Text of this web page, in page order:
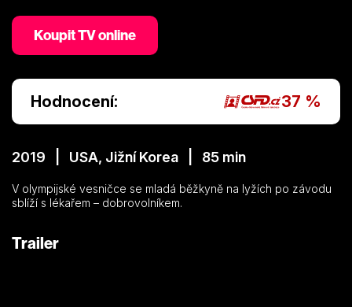
Koupit TV online
Hodnocení: 37 %
2019 | USA, Jižní Korea | 85 min
V olympijské vesničce se mladá běžkyně na lyžích po závodu
sblíží s lékařem – dobrovolníkem.
Trailer